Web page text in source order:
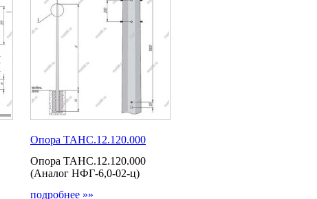
Опора ТАНС.12.120.000
Опора ТАНС.12.120.000
(Аналог НФГ-6,0-02-ц)
подробнее »»